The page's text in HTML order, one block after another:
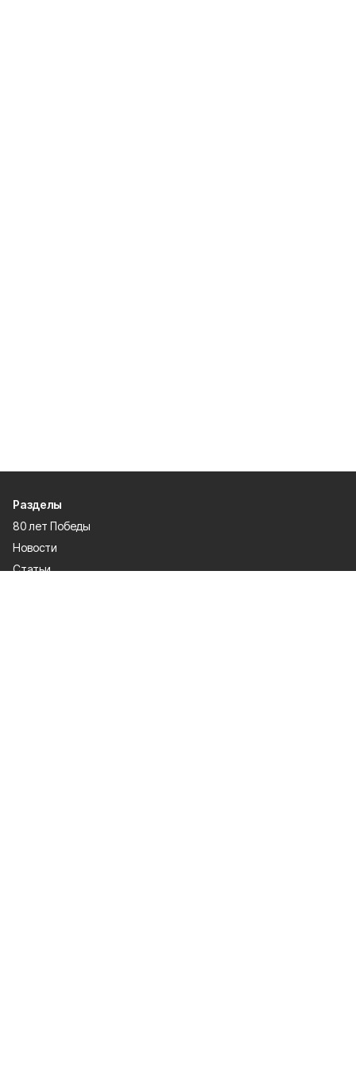
Разделы
80 лет Победы
Новости
Статьи